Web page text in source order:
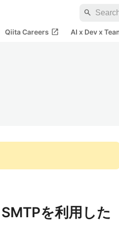
search
Qiita Careers open_in_new AI x Dev x
を利用した